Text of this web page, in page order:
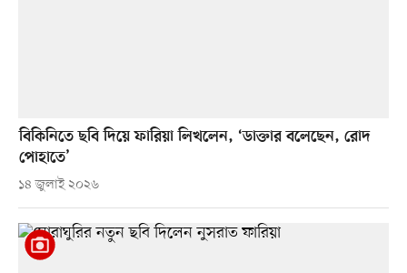
বিকিনিতে ছবি দিয়ে ফারিয়া লিখলেন, ‘ডাক্তার বলেছেন, রোদ
পোহাতে’
১৪ জুলাই ২০২৬